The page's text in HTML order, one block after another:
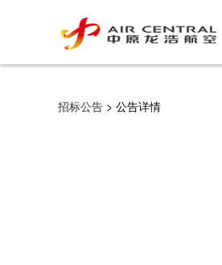
招标公告 > 公告详情